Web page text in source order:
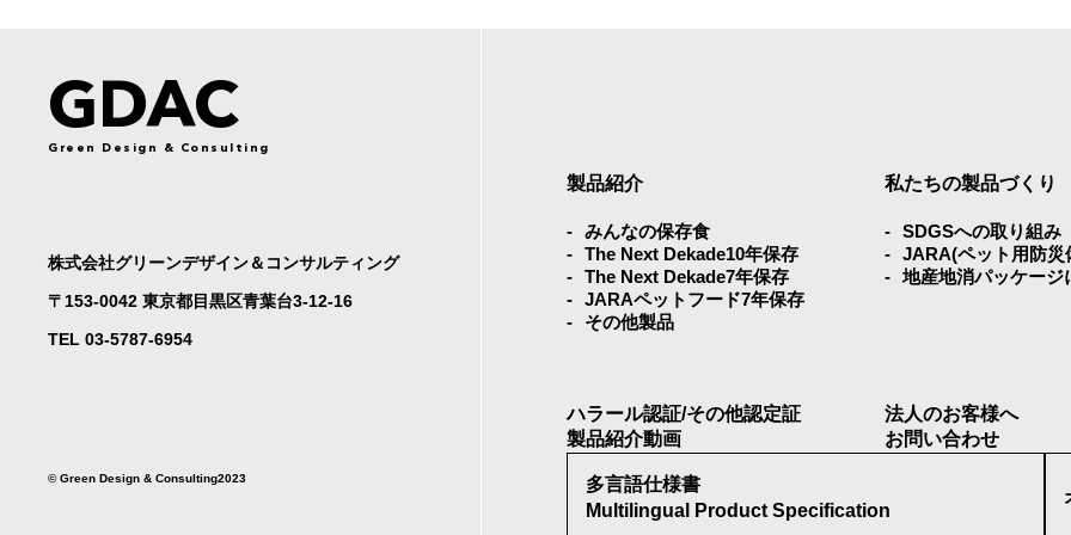
GDAC
Green Design & Consulting
株式会社グリーンデザイン＆コンサルティング
〒153-0042 東京都目黒区青葉台3-12-16
TEL 03-5787-6954
©︎ Green Design & Consulting2023
製品紹介
みんなの保存⾷
The Next Dekade10年保存
The Next Dekade7年保存
JARAペットフード7年保存
その他製品
私たちの製品づくり
SDGSへの取り組み
JARA(ペット⽤防災
地産地消パッケージ
ハラール認証/その他認定証
法人のお客様へ
製品紹介動画
お問い合わせ
多言語仕様書
Multilingual Product Specification